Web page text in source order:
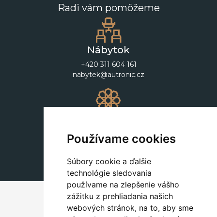
Používame cookies
Súbory cookie a ďalšie
technológie sledovania
používame na zlepšenie vášho
zážitku z prehliadania našich
webových stránok, na to, aby sme
Radi vám pomôžeme
Nábytok
+420 311 604 161
nabytek@autronic.cz
+420 311 604 182
dekorace@autronic.cz